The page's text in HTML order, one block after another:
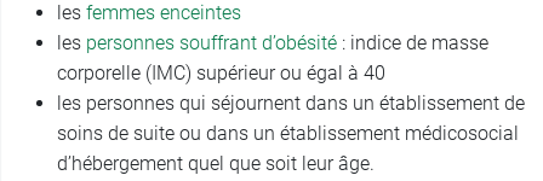
les femmes enceintes
les personnes souffrant d’obésité : indice de masse
corporelle (IMC) supérieur ou égal à 40
les personnes qui séjournent dans un établissement de
soins de suite ou dans un établissement médicosocial
d’hébergement quel que soit leur âge.